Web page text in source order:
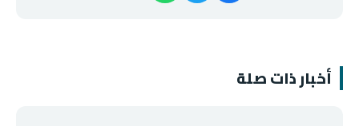
أخبار ذات صلة